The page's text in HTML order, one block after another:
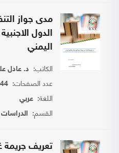
مدى جواز
الدول
اليمني
الكاتب: د. عادل
عدد الصفحات:44
اللغة:عربي
القسم:
تعريف جريمة